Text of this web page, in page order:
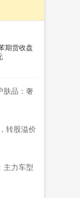
期货收盘
肤品：奢
转股溢价
主力车型